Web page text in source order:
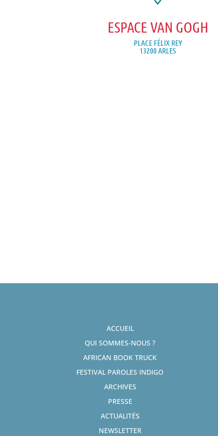
ESPACE VAN GOGH
PLACE FÉLIX REY
13200 ARLES
ACCUEIL
QUI SOMMES-NOUS ?
AFRICAN BOOK TRUCK
FESTIVAL PAROLES INDIGO
ARCHIVES
PRESSE
ACTUALITÉS
NEWSLETTER